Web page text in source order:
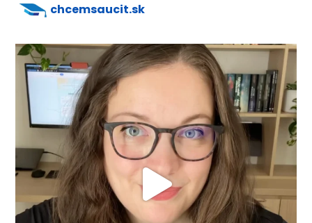
chcemsaucit.sk